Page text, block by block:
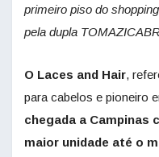
primeiro piso do
pela dupla
O Laces and Hair,
para cabelos e pioneiro
chegada a Campinas
maior unidade até o